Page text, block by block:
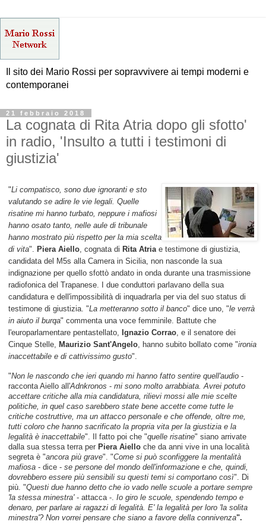
Il sito dei Mario Rossi per sopravvivere ai tempi moderni e
contemporanei
21 febbraio 2018
La cognata di Rita Atria dopo gli sfotto'
in radio, 'Insulto a tutti i testimoni di
giustizia'
"Li compatisco, sono due ignoranti e sto
valutando se adire le vie legali. Quelle
risatine mi hanno turbato, neppure i mafiosi
hanno osato tanto, nelle aule di tribunale
hanno mostrato più rispetto per la mia scelta
di vita". Piera Aiello , cognata di Rita Atria e testimone di giustizia,
candidata del M5s alla Camera in Sicilia, non nasconde la sua
indignazione per quello sfottò andato in onda durante una trasmissione
radiofonica del Trapanese. I due conduttori parlavano della sua
candidatura e dell'impossibilità di inquadrarla per via del suo status di
testimone di giustizia. "La metteranno sotto il banco" dice uno, "le verrà
in aiuto il burqa" commenta una voce femminile. Battute che
l'europarlamentare pentastellato,
Ignazio Corrao , e il senatore dei
Cinque Stelle,
Maurizio Sant'Angelo , hanno subito bollato come "ironia
inaccettabile e di cattivissimo gusto".
"Non le nascondo che ieri quando mi hanno fatto sentire quell'audio -
racconta Aiello all'Adnkronos - mi sono molto arrabbiata. Avrei potuto
accettare critiche alla mia candidatura, rilievi mossi alle mie scelte
politiche, in quel caso sarebbero state bene accette come tutte le
critiche costruttive, ma un attacco personale e che offende, oltre me,
tutti coloro che hanno sacrificato la propria vita per la giustizia e la
legalità è inaccettabile". Il fatto poi che "quelle risatine" siano arrivate
dalla sua stessa terra per Piera Aiello che da anni vive in una località
segreta è "ancora più grave". "Come si può sconfiggere la mentalità
mafiosa - dice - se persone del mondo dell'informazione e che, quindi,
dovrebbero essere più sensibili su questi temi si comportano così". Di
più. "Questi due hanno detto che io vado nelle scuole a portare sempre
'la stessa minestra'- attacca -. Io giro le scuole, spendendo tempo e
denaro, per parlare ai ragazzi di legalità. E' la legalità per loro 'la solita
minestra'? Non vorrei pensare che siano a favore della connivenza".